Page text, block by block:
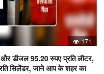
171
डीजल 95.20 रुपए प्रति लीटर,
सिलेंडर, जाने आप के शहर का